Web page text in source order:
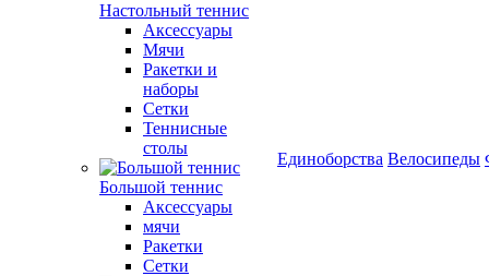
Настольный теннис
Аксессуары
Мячи
Ракетки и
наборы
Сетки
Теннисные
столы
Большой теннис
Аксессуары
мячи
Ракетки
Сетки
Единоборства Велосипеды